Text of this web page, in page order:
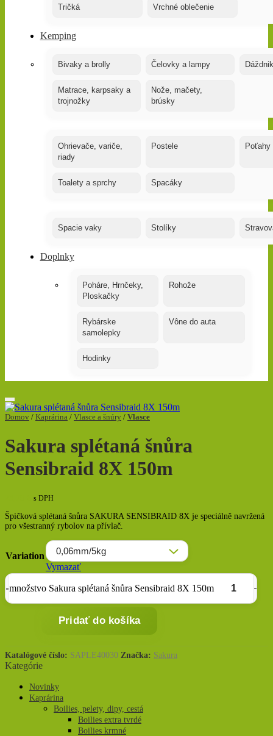
Tričká Vrchné oblečenie
Kemping
Bivaky a brolly Čelovky a lampy
Matrace, karpsaky a
trojnožky
Nože, mačety,
brúsky
Ohrievače, variče,
riady
Postele Poťahy
Toalety a sprchy Spacáky
Spacie vaky Stolíky
Doplnky
Poháre, Hrnčeky,
Ploskačky
Rohože
Rybárske
samolepky
Vône do auta
Hodinky
Domov / Kaprárina / Vlasce a šnúry / Vlasce
Sakura splétaná šnůra
Sensibraid 8X 150m
s DPH
Špičková splétaná šnůra SAKURA SENSIBRAID 8X je speciálně navržená
pro všestranný rybolov na přívlač.
Variation
Vymazať
množstvo Sakura splétaná šnůra Sensibraid 8X 150m
Pridať do košíka
Katalógové číslo: SAPLE40030 Značka: Sakura
Kategórie
Novinky
Kaprárina
Boilies, pelety, dipy, cestá
Boilies extra tvrdé
Boilies krmné